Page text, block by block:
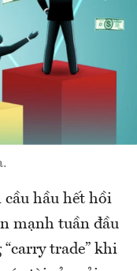
hầu hết hồi
mạnh tuần đầu
trade” khi